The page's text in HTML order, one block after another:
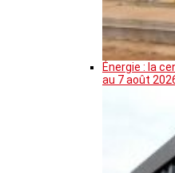
Énergie : la
au 7 août